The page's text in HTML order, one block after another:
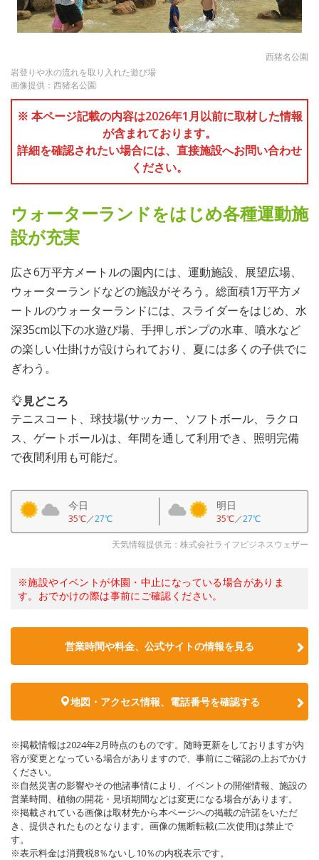
西猪名公園
岩登りや水の流れを取り入れた遊び場
画像提供：西猪名公園
※ 本ページ記載の内容は2026年1月以前に取材した情報
が含まれております。
詳細を確認されたい場合には、直接施設へお問い合わせ
ください。
ウォーターランドをはじめ各種運動施
設が充実
広さ6万平方メートルの園内には、運動施設、展望広場、
ウォーターランドなどの施設がそろう。総面積1万平方メ
ートルのウォーターランドには、スライダーをはじめ、水
深35cm以下の水遊び場、手押しポンプの水車、噴水など
の楽しい仕掛けが設けられており、夏には多くの子供でに
ぎわう。
見どころ
テニスコート、球技場(サッカー、ソフトボール、ラクロ
ス、ゲートボール)は、年間を通して利用でき、照明完備
で夜間利用も可能だ。
今日
35℃／27℃
明日
35℃／27℃
天気情報提供元：株式会社ライフビジネスウェザー
※施設やイベントが休園・中止になっている場合がありま
す。おでかけの際は事前にご確認ください。
営業時間や料金、公式サイトの情報を見る
地図・アクセス情報、電話番号を確認する
※掲載情報は2024年2月時点のものです。随時更新をしておりますが内
容が変更となっている場合がありますので、事前にご確認の上おでかけ
ください。
※自然災害の影響やその他諸事情により、イベントの開催情報、施設の
営業時間、植物の開花・見頃期間などは変更になる場合があります。
※掲載されている画像は取材先から本ページへの掲載の許諾をいただ
き、提供されたものとなります。画像の無断転載(二次使用)は禁止で
す。
※表示料金は消費税8％ないし10％の内税表示です。